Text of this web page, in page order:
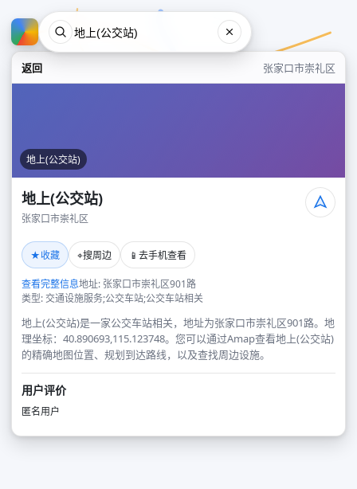
返回 张家口市崇礼区
地上(公交站)
地上(公交站)
张家口市崇礼区
★收藏 ⌖搜周边 📱 去手机查看
查看完整信息地址: 张家口市崇礼区901路
类型: 交通设施服务;公交车站;公交车站相关
地上(公交站)是一家公交车站相关，地址为张家口市崇礼区901路。地
理坐标：40.890693,115.123748。您可以通过Amap查看地上(公交站)
的精确地图位置、规划到达路线，以及查找周边设施。
用户评价
匿名用户